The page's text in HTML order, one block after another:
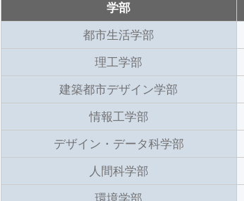
学部
都市生活学部
理工学部
建築都市デザイン学部
情報工学部
デザイン・データ科学部
人間科学部
環境学部